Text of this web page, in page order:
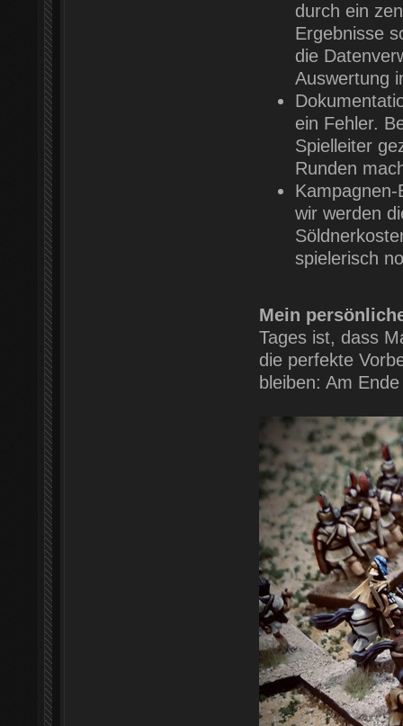
durch ein
Ergebnisse
die
Auswertung
ein Fehler.
Spielleiter
Runden
wir werden
spielerisch
Mein
Tages ist, dass
die perfekte
bleiben: Am